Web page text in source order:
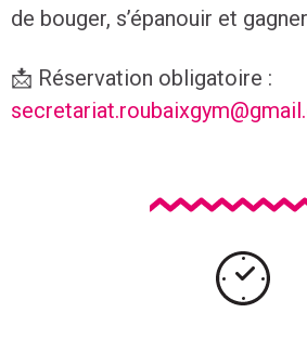
de bouger, s’épanouir et
📩 Réservation obligatoire :